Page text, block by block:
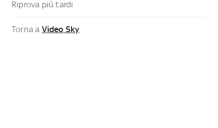
Riprova più tardi
Torna a Video Sky